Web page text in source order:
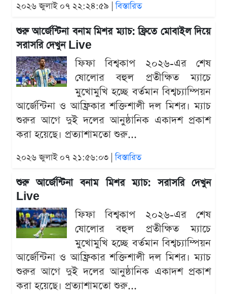
২০২৬ জুলাই ০৭ ২২:২৪:৫৯ |বিস্তারিত
শুরু আর্জেন্টিনা বনাম মিশর ম্যাচ: ফ্রিতে মোবাইল দিয়ে
সরাসরি দেখুন Live
ফিফা বিশ্বকাপ ২০২৬-এর শেষ
ষোলোর বহুল প্রতীক্ষিত ম্যাচে
মুখোমুখি হচ্ছে বর্তমান বিশ্বচ্যাম্পিয়ন
আর্জেন্টিনা ও আফ্রিকার শক্তিশালী দল মিশর। ম্যাচ
শুরুর আগে দুই দলের আনুষ্ঠানিক একাদশ প্রকাশ
করা হয়েছে। প্রত্যাশামতো শুরু...
২০২৬ জুলাই ০৭ ২১:৫৬:০৩ |বিস্তারিত
শুরু আর্জেন্টিনা বনাম মিশর ম্যাচ: সরাসরি দেখুন
Live
ফিফা বিশ্বকাপ ২০২৬-এর শেষ
ষোলোর বহুল প্রতীক্ষিত ম্যাচে
মুখোমুখি হচ্ছে বর্তমান বিশ্বচ্যাম্পিয়ন
আর্জেন্টিনা ও আফ্রিকার শক্তিশালী দল মিশর। ম্যাচ
শুরুর আগে দুই দলের আনুষ্ঠানিক একাদশ প্রকাশ
করা হয়েছে। প্রত্যাশামতো শুরু...